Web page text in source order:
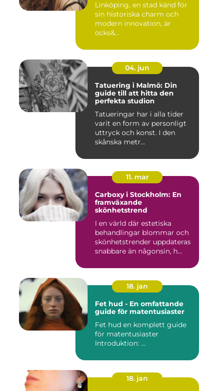
Linköping, en stad känd för
sin historiska charm och
modern innovation, är
ocks&...
04. jun
Tatuering i Malmö: Din
guide till att hitta den
perfekta studion
Tatueringar har i alla tider
varit en form av personligt
uttryck och konst. I den
skånska metr...
11. mar
Carboxy i Stockholm: En
framväxande
skönhetstrend
I en värld där estetiska
behandlingar blommar och
skönhetstrender uppdateras
snabbare än någonsin, h...
18. jan
Fet hud - En omfattande
guide för matentusiaster
Fet hud en komplett guide
för matentusiaster
Introduktion: ...
18. jan